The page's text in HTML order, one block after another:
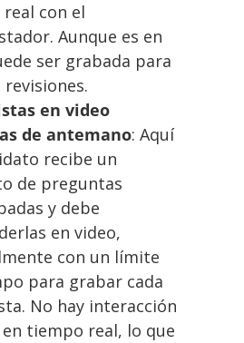
con el
Aunque es en
ser grabada para
en video
de antemano: Aquí
recibe un
de preguntas
y debe
en video,
con un límite
para grabar cada
No hay interacción
tiempo real, lo que